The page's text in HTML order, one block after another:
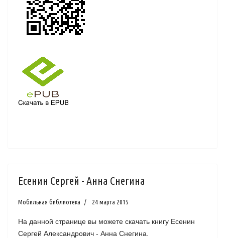
Есенин Сергей - Анна Снегина
Мобильная библиотека 24 марта 2015
На данной странице вы можете скачать книгу Есенин
Сергей Александрович - Анна Снегина.